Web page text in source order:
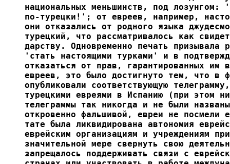
национальных меньшинств, под лозунгом:
по-турецки!'; от евреев, например,
они отказались от родного языка
турецкий, что рассматривалось как
дарству. Одновременно печать призывала
'стать настоящими турками' и в
отказаться от прав, гарантированных им
евреев, это было достигнуто тем, что в
опубликовали соответствующую
турецкими евреями в Испанию (при этом
телеграммы так никогда и не были
откровенно фальшивой, евреи не посмели
тате была ликвидирована автономия
еврейским организациям и учреждениям
значительной мере свернуть свою
запрещалось поддерживать связи с